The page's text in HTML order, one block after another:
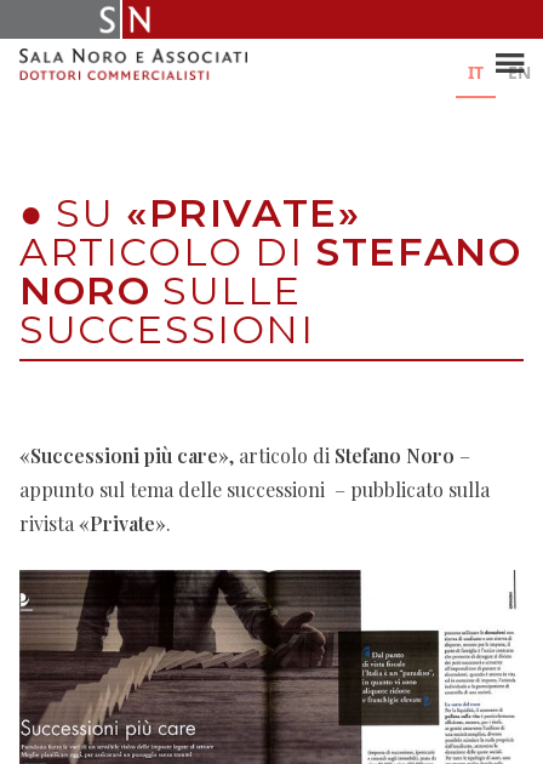
to
content
IT EN
● SU «PRIVATE»
ARTICOLO DI STEFANO
NORO SULLE
SUCCESSIONI
«Successioni più care», articolo di Stefano Noro –
appunto sul tema delle successioni – pubblicato sulla
rivista «Private».